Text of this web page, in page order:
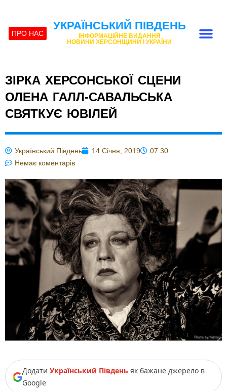
ПРО НАС
УКРАЇНСЬКИЙ ПІВДЕНЬ
ІНФОРМАЦІЙНЕ ВИДАННЯ
НОВИНИ ХЕРСОНЩИНИ І УКРАЇНИ
ЗІРКА ХЕРСОНСЬКОЇ СЦЕНИ
ОЛЕНА ГАЛЛ-САВАЛЬСЬКА
СВЯТКУЄ ЮВІЛЕЙ
Український Південь 14 Січня, 2019
07:30
Немає коментарів
Додати Український Південь як бажане джерело в
Google